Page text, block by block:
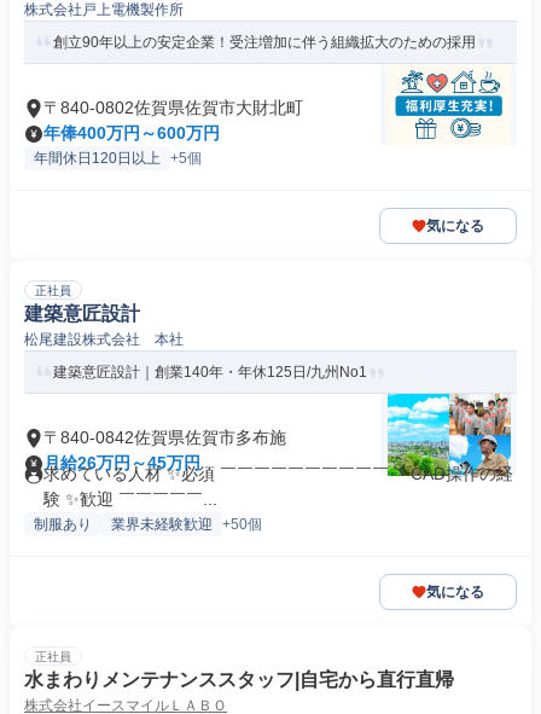
株式会社戸上電機製作所
創立90年以上の安定企業！受注増加に伴う組織拡大のための採用
〒840-0802佐賀県佐賀市大財北町
年俸400万円～600万円
年間休日120日以上 +5個
気になる
正社員
建築意匠設計
松尾建設株式会社 本社
建築意匠設計｜創業140年・年休125日/九州No1
〒840-0842佐賀県佐賀市多布施
月給26万円～45万円
求めている人材 ✨必須 ￣￣￣￣￣￣￣￣￣￣ ・CAD操作の経
験 ✨歓迎 ￣￣￣￣￣...
制服あり 業界未経験歓迎 +50個
気になる
正社員
水まわりメンテナンススタッフ|自宅から直行直帰
株式会社イースマイルＬＡＢＯ